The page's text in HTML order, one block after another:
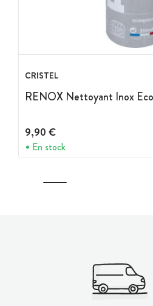
CRISTEL
RENOX Nettoyant Inox
9,90 €
En stock